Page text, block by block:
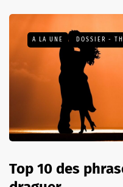
A LA UNE DOSSIER -
Top 10 des